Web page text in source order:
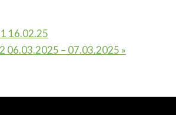
16.02.25
06.03.2025 – 07.03.2025 »